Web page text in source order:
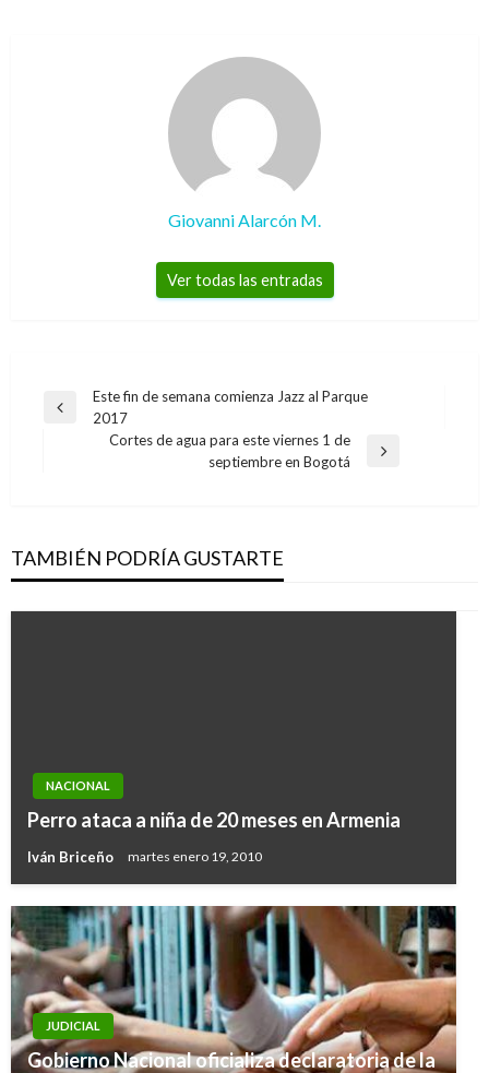
Giovanni Alarcón M.
Ver todas las entradas
Navegación
Entrada
Este fin de semana comienza Jazz al Parque
2017
Cortes de agua para este viernes 1 de
septiembre en Bogotá
TAMBIÉN PODRÍA GUSTARTE
NACIONAL
Perro ataca a niña de 20 meses en Armenia
Iván Briceño martes enero 19, 2010
JUDICIAL
Gobierno Nacional oficializa declaratoria de la